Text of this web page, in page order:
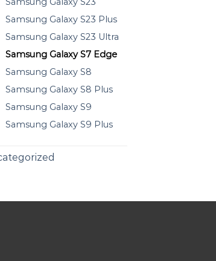
Samsung Galaxy S23 Plus
Samsung Galaxy S23 Ultra
Samsung Galaxy S7 Edge
Samsung Galaxy S8
Samsung Galaxy S8 Plus
Samsung Galaxy S9
Samsung Galaxy S9 Plus